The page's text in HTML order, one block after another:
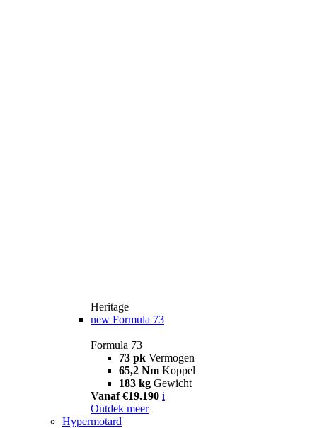
Heritage
new Formula 73
Formula 73
73 pk Vermogen
65,2 Nm Koppel
183 kg Gewicht
Vanaf €19.190 i
Ontdek meer
Hypermotard